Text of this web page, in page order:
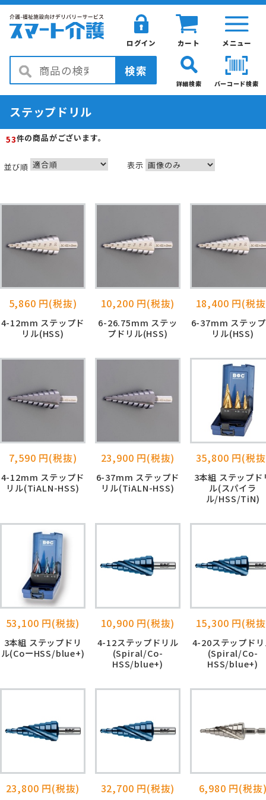
メニュー
カート
ログイン
検索
バーコード検索
詳細検索
ステップドリル
53件の商品がございます。
並び順 表示
5,860 円(税抜)
4-12mm ステップド
リル(HSS)
10,200 円(税抜)
6-26.75mm ステッ
プドリル(HSS)
18,400 円(税
6-37mm ステッ
リル(HSS)
7,590 円(税抜)
4-12mm ステップド
リル(TiALN-HSS)
23,900 円(税抜)
6-37mm ステップド
リル(TiALN-HSS)
35,800 円(税
3本組 ステップド
ル(スパイラ
ル/HSS/TiN)
53,100 円(税抜)
3本組 ステップドリ
ル(CoーHSS/blue+)
10,900 円(税抜)
4-12ステップドリル
(Spiral/Co-
HSS/blue+)
15,300 円(税
4-20ステップド
(Spiral/Co-
HSS/blue+)
23,800 円(税抜) 32,700 円(税抜) 6,980 円(税抜